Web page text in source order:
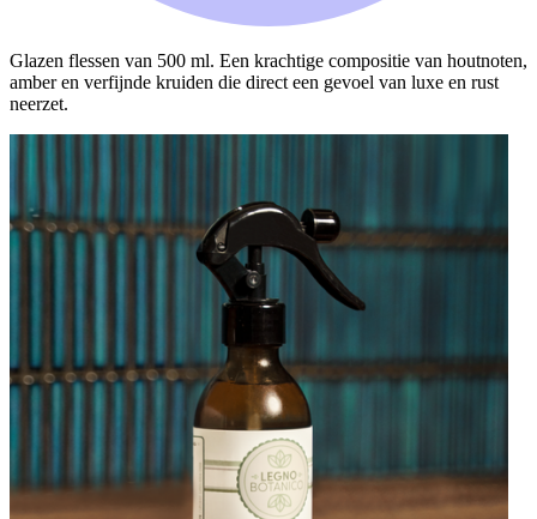
Glazen flessen van 500 ml. Een krachtige compositie van houtnoten,
amber en verfijnde kruiden die direct een gevoel van luxe en rust
neerzet.